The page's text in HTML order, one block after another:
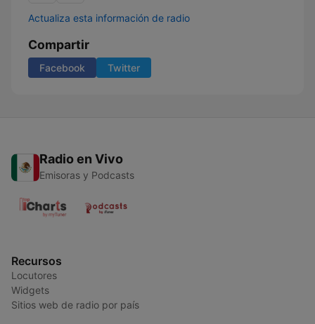
Actualiza esta información de radio
Compartir
Facebook Twitter
Radio en Vivo
Emisoras y Podcasts
Recursos
Locutores
Widgets
Sitios web de radio por país